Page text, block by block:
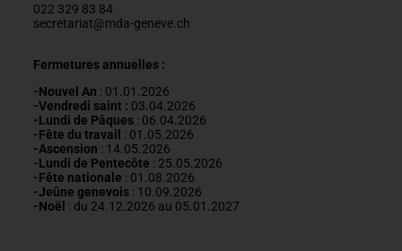
022 329 83 84
secretariat@mda-geneve.ch
Fermetures annuelles :
-Nouvel An : 01.01.2026
-Vendredi saint : 03.04.2026
-Lundi de Pâques: 06.04.2026
-Fête du travail : 01 .05.2026
-Ascension : 14.05.2026
-Lundi de Pentecôte : 25.05.2026
-Fête nationale : 01.08.2026
-Jeûne genevois: 10.09.2026
-Noël : du 24.12.2026 au 05.01.2027